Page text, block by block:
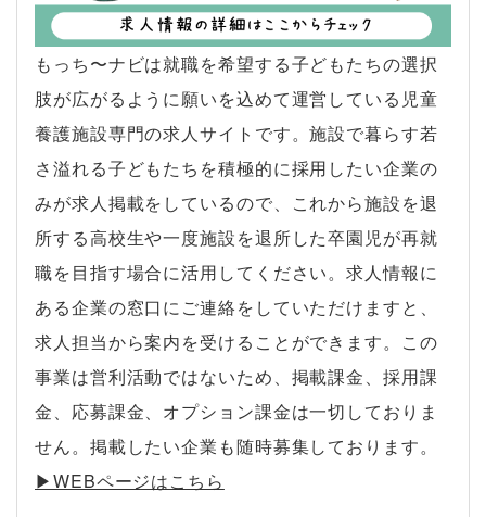
もっち〜ナビは就職を希望する子どもたちの選択
肢が広がるように願いを込めて運営している児童
養護施設専門の求人サイトです。施設で暮らす若
さ溢れる子どもたちを積極的に採用したい企業の
みが求人掲載をしているので、これから施設を退
所する高校生や一度施設を退所した卒園児が再就
職を目指す場合に活用してください。求人情報に
ある企業の窓口にご連絡をしていただけますと、
求人担当から案内を受けることができます。この
事業は営利活動ではないため、掲載課金、採用課
金、応募課金、オプション課金は一切しておりま
せん。掲載したい企業も随時募集しております。
▶︎WEBページはこちら